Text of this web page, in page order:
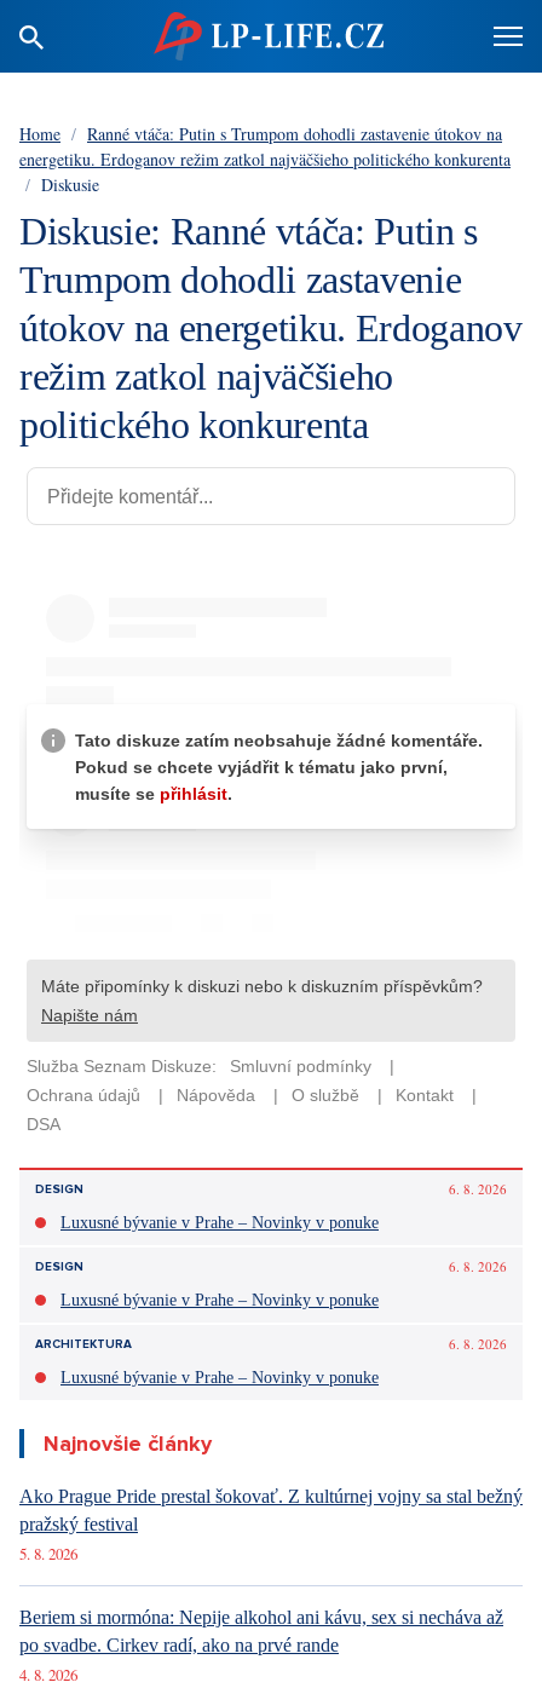
Home / Ranné vtáča: Putin s Trumpom dohodli zastavenie útokov na
energetiku. Erdoganov režim zatkol najväčšieho politického konkurenta
/ Diskusie
Diskusie: Ranné vtáča: Putin s
Trumpom dohodli zastavenie
útokov na energetiku. Erdoganov
režim zatkol najväčšieho
politického konkurenta
DESIGN
6. 8. 2026
Luxusné bývanie v Prahe – Novinky v ponuke
DESIGN
6. 8. 2026
Luxusné bývanie v Prahe – Novinky v ponuke
ARCHITEKTURA
6. 8. 2026
Luxusné bývanie v Prahe – Novinky v ponuke
Najnovšie články
Ako Prague Pride prestal šokovať. Z kultúrnej vojny sa stal bežný
pražský festival
5. 8. 2026
Beriem si mormóna: Nepije alkohol ani kávu, sex si necháva až
po svadbe. Cirkev radí, ako na prvé rande
4. 8. 2026